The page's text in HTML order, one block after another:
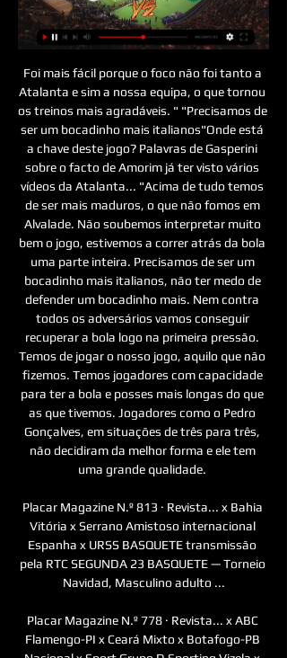
Foi mais fácil porque o foco não foi tanto a
Atalanta e sim a nossa equipa, o que tornou
os treinos mais agradáveis. " "Precisamos de
ser um bocadinho mais italianos"Onde está
a chave deste jogo? Palavras de Gasperini
sobre o facto de Amorim já ter visto vários
vídeos da Atalanta... "Acima de tudo temos
de ser mais maduros, o que não fomos em
Alvalade. Não soubemos interpretar muito
bem o jogo, estivemos a correr atrás da bola
uma parte inteira. Precisamos de ser um
bocadinho mais italianos, não ter medo de
defender um bocadinho mais. Nem contra
todos os adversários vamos conseguir
recuperar a bola logo na primeira pressão.
Temos de jogar o nosso jogo, aquilo que não
fizemos. Temos jogadores com capacidade
para ter a bola e posses mais longas do que
as que tivemos. Jogadores como o Pedro
Gonçalves, em situações de três para três,
não decidiram da melhor forma e ele tem
uma grande qualidade.
Placar Magazine N.º 813 · ‎Revista... x Bahia
Vitória x Serrano Amistoso internacional
Espanha x URSS BASQUETE transmissão
pela RTC SEGUNDA 23 BASQUETE — Torneio
Navidad, Masculino adulto ...
Placar Magazine N.º 778 · ‎Revista... x ABC
Flamengo-PI x Ceará Mixto x Botafogo-PB